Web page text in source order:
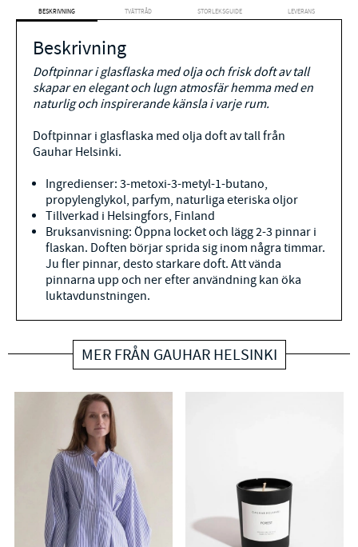
BESKRIVNING TVÄTTRÅD STORLEKSGUIDE LEVERANS
Beskrivning
Doftpinnar i glasflaska med olja och frisk doft av tall
skapar en elegant och lugn atmosfär hemma med en
naturlig och inspirerande känsla i varje rum.
Doftpinnar i glasflaska med olja doft av tall från
Gauhar Helsinki.
Ingredienser: 3-metoxi-3-metyl-1-butano,
propylenglykol, parfym, naturliga eteriska oljor
Tillverkad i Helsingfors, Finland
Bruksanvisning: Öppna locket och lägg 2-3 pinnar i
flaskan. Doften börjar sprida sig inom några timmar.
Ju fler pinnar, desto starkare doft. Att vända
pinnarna upp och ner efter användning kan öka
luktavdunstningen.
MER FRÅN GAUHAR HELSINKI